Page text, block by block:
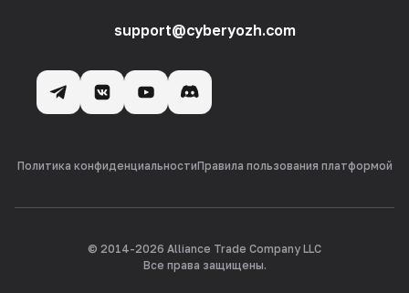
support@cyberyozh.com
Политика конфиденциальностиПравила пользования платформой
© 2014-2026 Alliance Trade Company LLC
Все права защищены.